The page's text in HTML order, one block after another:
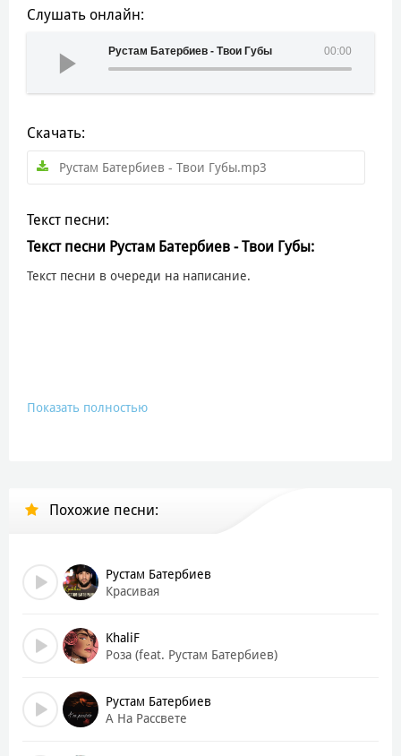
Слушать онлайн:
00:00
Рустам Батербиев - Твои Губы
Скачать:
Рустам Батербиев - Твои Губы.mp3
Текст песни:
Текст песни Рустам Батербиев - Твои Губы:
Текст песни в очереди на написание.
Показать полностью
Похожие песни:
Рустам Батербиев
Красивая
KhaliF
Роза (feat. Рустам Батербиев)
Рустам Батербиев
А На Рассвете